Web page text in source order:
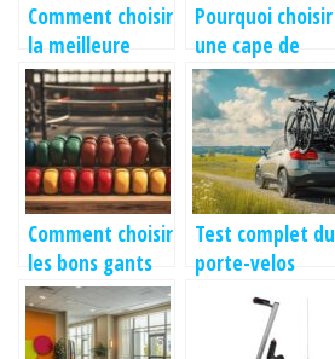
Comment choisir
la meilleure
arbalète de
chasse pour vos
besoins
Pourquoi choisir
une cape de
pluie pour vos
randonnées ?
Comment choisir
les bons gants
de boxe pour
chaque
discipline
Test complet du
porte-velos
EUFAB 11514 :
pratique et